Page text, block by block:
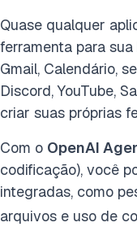
Quase qualquer
ferramenta para
Gmail, Calendário,
Discord, YouTube,
criar suas próprias
Com o OpenAI
codificação), você
integradas, como
arquivos e uso de